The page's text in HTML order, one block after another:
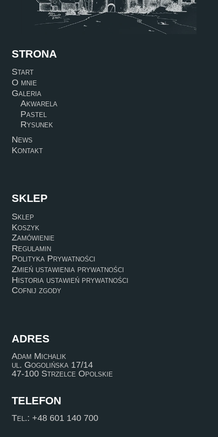
STRONA
Start
O mnie
Galeria
Akwarela
Pastel
Rysunek
News
Kontakt
SKLEP
Sklep
Koszyk
Zamówienie
Regulamin
Polityka Prywatności
Zmień ustawienia prywatności
Historia ustawień prywatności
Cofnij zgody
ADRES
Adam Michalik
ul. Gogolińska 17/14
47-100 Strzelce Opolskie
TELEFON
Tel.: +48 601 140 700